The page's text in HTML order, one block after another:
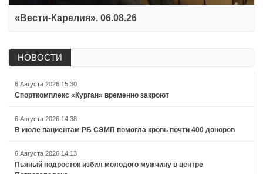
«Вести-Карелия». 06.08.26
НОВОСТИ
6 Августа 2026 15:30
Спорткомплекс «Курган» временно закроют
6 Августа 2026 14:38
В июле пациентам РБ СЭМП помогла кровь почти 400 доноров
6 Августа 2026 14:13
Пьяный подросток избил молодого мужчину в центре